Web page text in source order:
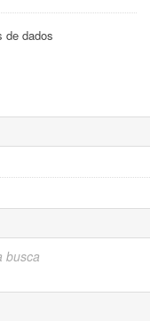
de dados
busca